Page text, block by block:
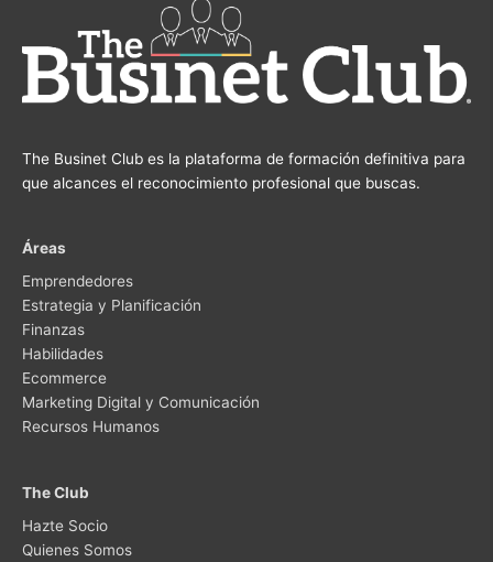
The Businet Club es la plataforma de formación definitiva para
que alcances el reconocimiento profesional que buscas.
Áreas
Emprendedores
Estrategia y Planificación
Finanzas
Habilidades
Ecommerce
Marketing Digital y Comunicación
Recursos Humanos
The Club
Hazte Socio
Quienes Somos